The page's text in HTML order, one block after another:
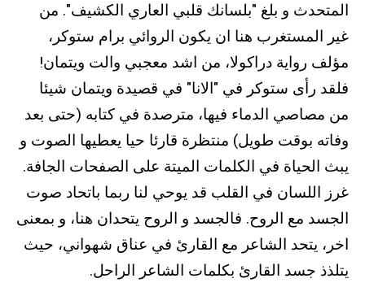
المتحدث و بلغ "بلسانك قلبي العاري الكشيف". من
غير المستغرب هنا ان يكون الروائي برام ستوكر،
مؤلف رواية دراكولا، من اشد معجبي والت ويتمان!
فلقد رأى ستوكر في "الانا" في قصيدة ويتمان شيئا
من مصاصي الدماء فيها، مترصدة في كتابه (حتى بعد
وفاته بوقت طويل) منتظرة قارئا حيا يعطيها الصوت و
يبث الحياة في الكلمات الميتة على الصفحات الجافة.
غرز اللسان في القلب قد يوحي لنا ربما باتحاد صوت
الجسد مع الروح. فالجسد و الروح يتحدان هنا، و بمعنى
اخر، يتحد الشاعر مع القارئ في عناق شهواني، حيث
يتلذذ جسد القارئ بكلمات الشاعر الراحل.